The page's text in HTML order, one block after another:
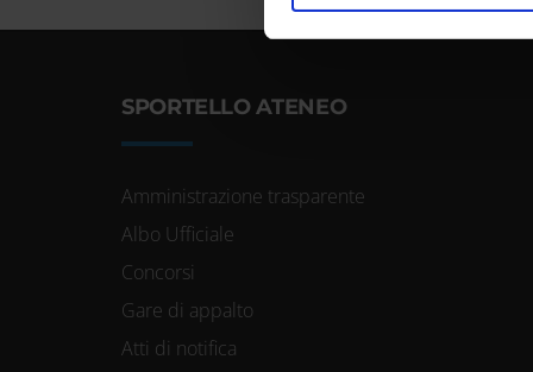
SPORTELLO ATENEO
Amministrazione trasparente
Albo Ufficiale
Concorsi
Gare di appalto
Atti di notifica